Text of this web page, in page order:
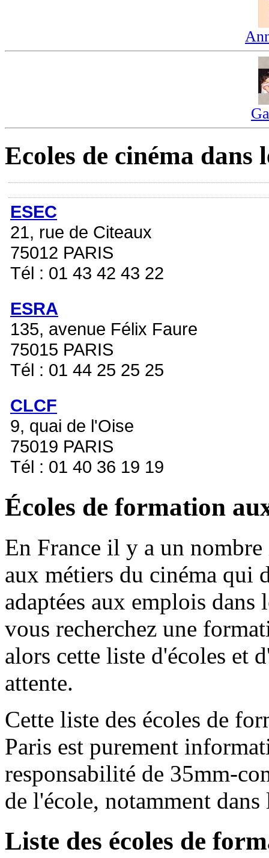
Ecoles de cinéma
ESEC
21, rue de Citeaux
75012 PARIS
Tél : 01 43 42 43 22
ESRA
135, avenue Félix Faure
75015 PARIS
Tél : 01 44 25 25 25
CLCF
9, quai de l'Oise
75019 PARIS
Tél : 01 40 36 19 19
Écoles de formation
En France il y a un
aux métiers du cinéma qui
adaptées aux emplois
vous recherchez une
alors cette liste d'écoles et
attente.
Cette liste des écoles de
Paris est purement
responsabilité de 35mm-
de l'école, notamment
Liste des écoles de